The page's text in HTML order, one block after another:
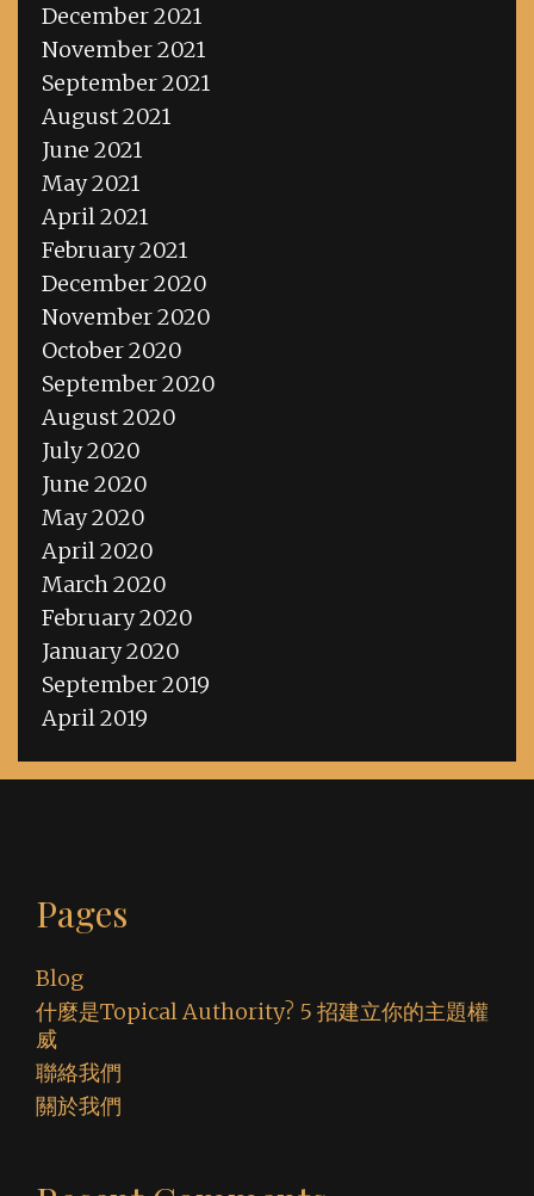
December 2021
November 2021
September 2021
August 2021
June 2021
May 2021
April 2021
February 2021
December 2020
November 2020
October 2020
September 2020
August 2020
July 2020
June 2020
May 2020
April 2020
March 2020
February 2020
January 2020
September 2019
April 2019
Pages
Blog
什麼是Topical Authority? 5 招建立你的主題權
威
聯絡我們
關於我們